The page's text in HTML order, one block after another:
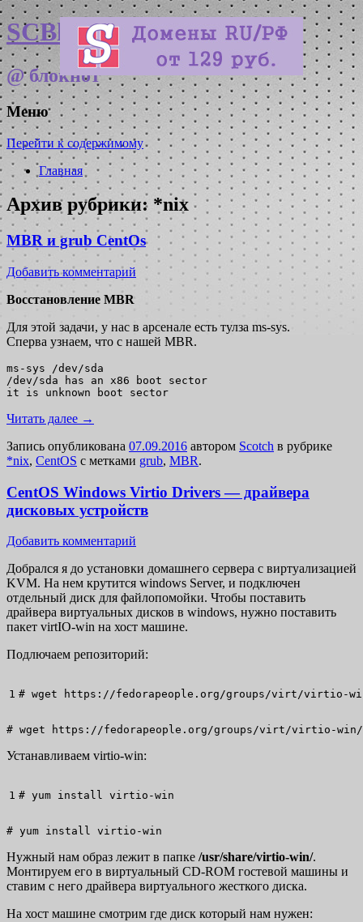
SCBlog
@ блокнот
Меню
Перейти к содержимому
Главная
Архив рубрики: *nix
MBR и grub CentOs
Добавить комментарий
Восстановление MBR
Для этой задачи, у нас в арсенале есть тулза ms-sys.
Сперва узнаем, что с нашей MBR.
ms-sys /dev/sda
/dev/sda has an x86 boot sector
it is unknown boot sector
Читать далее →
Запись опубликована 07.09.2016 автором Scotch в рубрике
*nix, CentOS с метками grub, MBR.
CentOS Windows Virtio Drivers — драйвера
дисковых устройств
Добавить комментарий
Добрался я до установки домашнего сервера с виртуализацией
KVM. На нем крутится windows Server, и подключен
отдельный диск для файлопомойки. Чтобы поставить
драйвера виртуальных дисков в windows, нужно поставить
пакет virtIO-win на хост машине.
Подлючаем репозиторий:
# wget https: //fedorapeople.org/groups/virt/virtio-
# wget https://fedorapeople.org/groups/virt/virtio-
Устанавливаем virtio-win:
# yum install virtio-win
# yum install virtio-win
Нужный нам образ лежит в папке /usr/share/virtio-win/.
Монтируем его в виртуальный CD-ROM гостевой машины и
ставим с него драйвера виртуального жесткого диска.
На хост машине смотрим где диск который нам нужен: